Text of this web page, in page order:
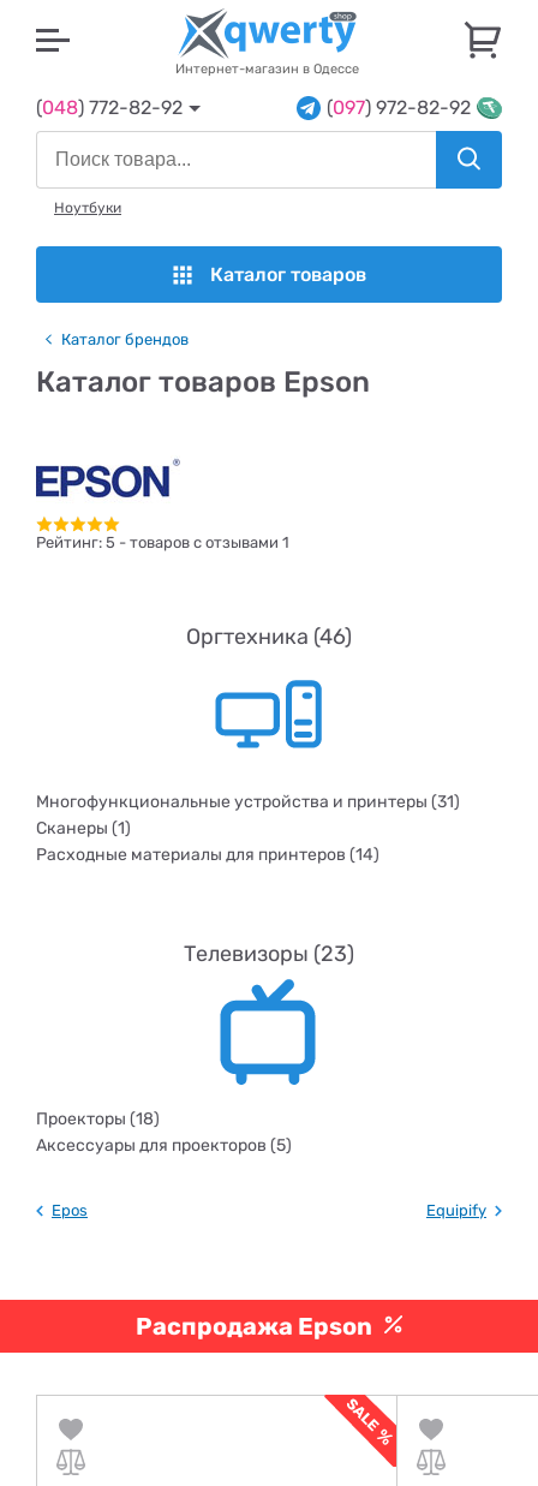
Интернет-магазин в Одессе
(048) 772-82-92 (097) 972-82-92
Ноутбуки
Каталог товаров
Каталог брендов
Каталог товаров Epson
Рейтинг: 5 - товаров с отзывами 1
Оргтехника (46)
Многофункциональные устройства и принтеры (31)
Сканеры (1)
Расходные материалы для принтеров (14)
Телевизоры (23)
Проекторы (18)
Аксессуары для проекторов (5)
Epos Equipify
Распродажа Epson